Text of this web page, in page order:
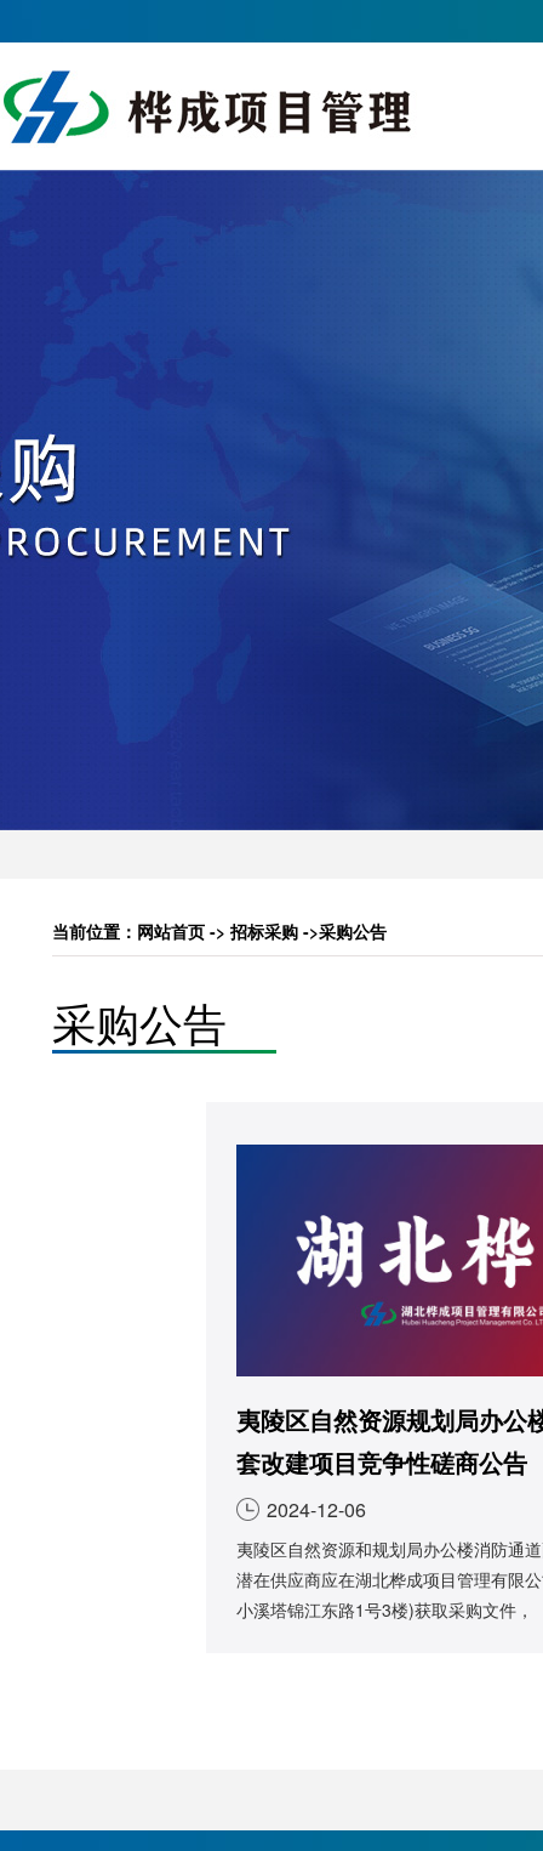
当前位置：网站首页 -> 招标采购 ->采购公告
采购公告
夷陵区自然资源规划局办公
套改建项目竞争性磋商公告
2024-12-06
夷陵区自然资源和规划局办公楼消防通
潜在供应商应在湖北桦成项目管理有限
小溪塔锦江东路1号3楼)获取采购文件，